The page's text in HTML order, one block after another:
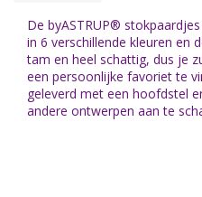
De byASTRUP®
in 6 verschillende kleuren en
tam en heel schattig, dus je
een ​​persoonlijke favoriet te
geleverd met een hoofdstel
andere ontwerpen aan te